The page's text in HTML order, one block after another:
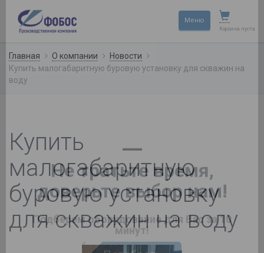
Корзина пуста
Меню
Главная О компании
Новости
Купить малогабаритную буровую установку для скважин на
воду
Купить
малогабаритную
буровую установку
для скважин на воду
—